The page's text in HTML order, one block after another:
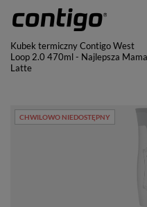
Kubek termiczny Contigo West
Loop 2.0 470ml - Najlepsza
Latte
CHWILOWO NIEDOSTĘPNY